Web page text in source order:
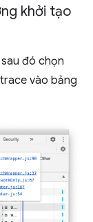
khởi tạo
đó chọn
vào bảng